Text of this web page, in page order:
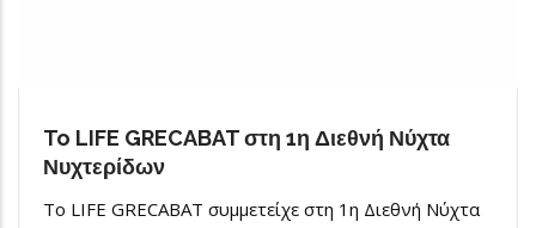
To LIFE GRECABAT στη 1η Διεθνή Νύχτα
Νυχτερίδων
To LIFE GRECABAT συμμετείχε στη 1η Διεθνή Νύχτα